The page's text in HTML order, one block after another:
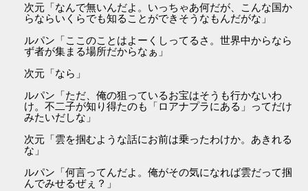
次元「なんで無いんだよ。いっちゃあ何だが、こんな国か
らならいくらでも知ることができそうなもんだがな」
ルパン「ここのことはよーくしってるさ。世界中からなら
ず者が集まる場所だからなぁ」
次元「なら」
ルパン「ただ、俺の狙っているお宝はそうも行かないわ
け。不二子が知り得たのも「ロアナプラにある」ってだけ
みたいだしな」
次元「雲を掴むような話にお前は乗ったわけか。あきれる
な」
ルパン「何言ってんだよ。俺がその気になれば雲だって掴
んでみせるぜぇ？」